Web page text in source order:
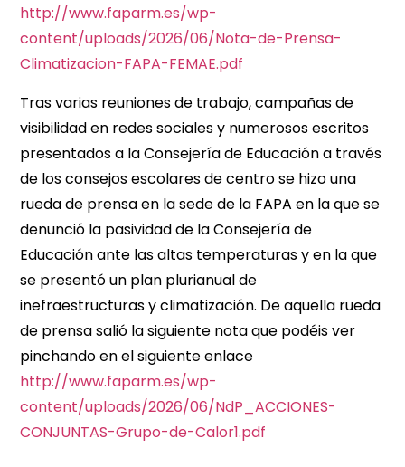
http://www.faparm.es/wp-
content/uploads/2026/06/Nota-de-Prensa-
Climatizacion-FAPA-FEMAE.pdf
Tras varias reuniones de trabajo, campañas de
visibilidad en redes sociales y numerosos escritos
presentados a la Consejería de Educación a través
de los consejos escolares de centro se hizo una
rueda de prensa en la sede de la FAPA en la que se
denunció la pasividad de la Consejería de
Educación ante las altas temperaturas y en la que
se presentó un plan plurianual de
inefraestructuras y climatización. De aquella rueda
de prensa salió la siguiente nota que podéis ver
pinchando en el siguiente enlace
http://www.faparm.es/wp-
content/uploads/2026/06/NdP_ACCIONES-
CONJUNTAS-Grupo-de-Calor1.pdf